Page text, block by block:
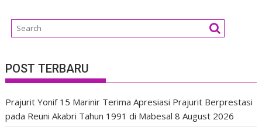
POST TERBARU
Prajurit Yonif 15 Marinir Terima Apresiasi Prajurit Berprestasi
pada Reuni Akabri Tahun 1991 di Mabesal 8 August 2026